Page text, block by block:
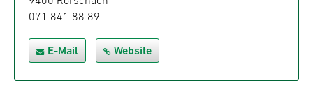
071 841 88 89
E-Mail Website